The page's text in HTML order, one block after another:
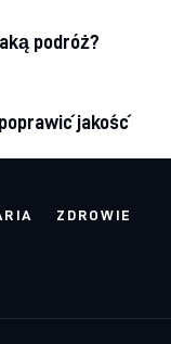
podróż?
jakość
ZDROWIE